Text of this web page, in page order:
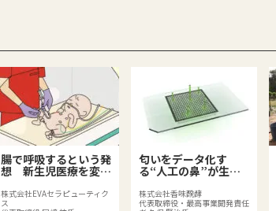
腸で呼吸するという発
想 新生児医療を変え
株式会社EVAセラピューティク
ス
匂いをデータ化す
る“人工の鼻”が生み
株式会社香味醗酵
代表取締役・最高事業開発責任